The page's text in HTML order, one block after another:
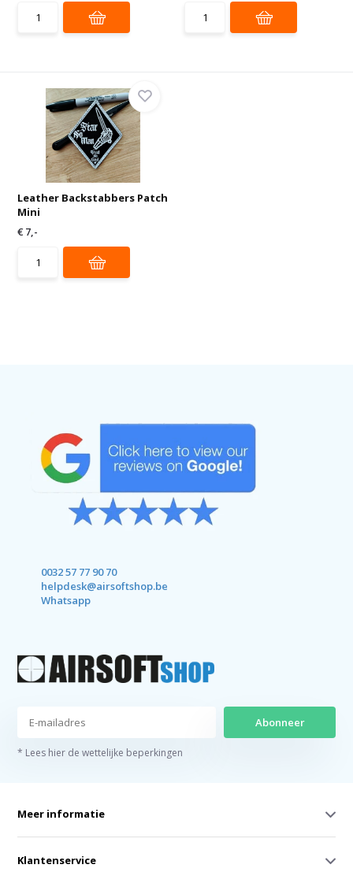
Leather Backstabbers Patch
Mini
€ 7,-
0032 57 77 90 70
helpdesk@airsoftshop.be
Whatsapp
Abonneer
* Lees hier de wettelijke beperkingen
Meer informatie
Klantenservice